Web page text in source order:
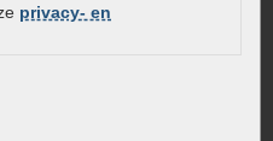
privacy- en